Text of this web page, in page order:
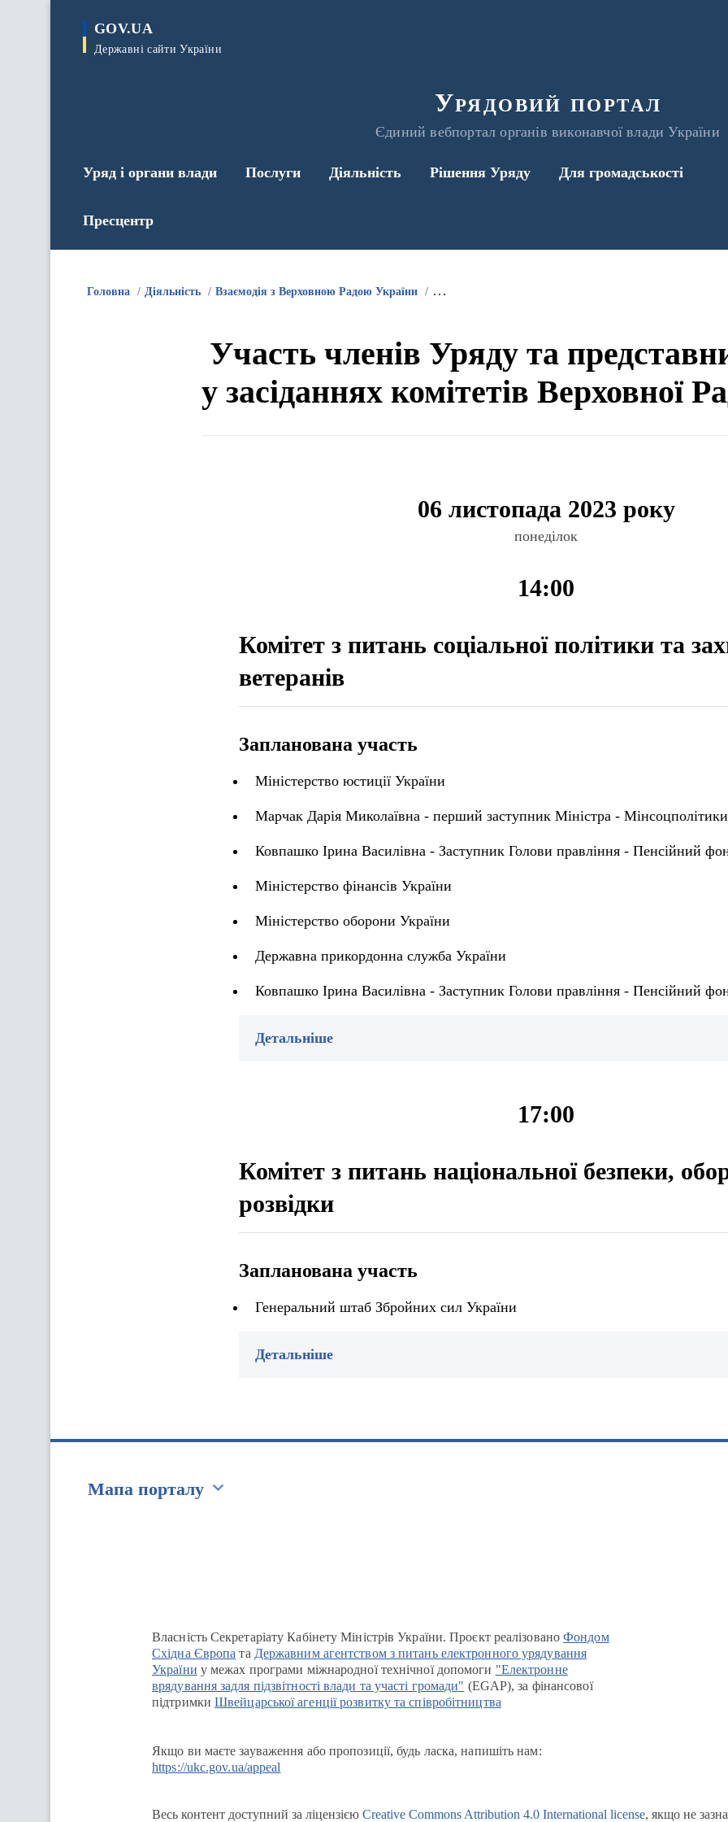
GOV.UA
Державні сайти України
Урядовий портал
Єдиний вебпортал органів виконавчої влади України
Уряд і органи влади Послуги Діяльність Рішення Уряду Для громадськості
Пресцентр
Головна Діяльність Взаємодія з Верховною Радою України Інформація про участь членів Уряду та представників
Участь членів Уряду та
у засіданнях комітетів Верховної
06 листопада 2023 року
понеділок
14:00
Комітет з питань соціальної політики та
ветеранів
Запланована участь
Міністерство юстиції України
Марчак Дарія Миколаївна - перший заступник Міністра - Мінсоцполітики
Ковпашко Ірина Василівна - Заступник Голови правління - Пенсійний
Міністерство фінансів України
Міністерство оборони України
Державна прикордонна служба України
Ковпашко Ірина Василівна - Заступник Голови правління - Пенсійний
Детальніше
17:00
Комітет з питань національної безпеки,
розвідки
Запланована участь
Генеральний штаб Збройних сил України
Детальніше
Мапа порталу
Власність Секретаріату Кабінету Міністрів України. Проєкт реалізованоФондом
Східна Європа та Державним агентством з питань електронного урядування
України у межах програми міжнародної технічної допомоги "Електронне
врядування задля підзвітності влади та участі громади" (EGAP), за фінансової
підтримки Швейцарської агенції розвитку та співробітництва
Якщо ви маєте зауваження або пропозиції, будь ласка, напишіть нам:
https://ukc.gov.ua/appeal
Весь контент доступний за ліцензією Creative Commons Attribution 4.0 International license, якщо не